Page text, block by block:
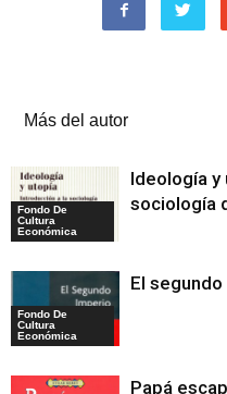
Más del autor
Fondo De
Cultura
Económica
Ideología y
sociología
Fondo De
Cultura
Económica
El
Papá